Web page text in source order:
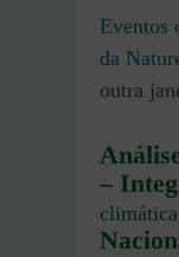
Eventos
da
outra
–
climática